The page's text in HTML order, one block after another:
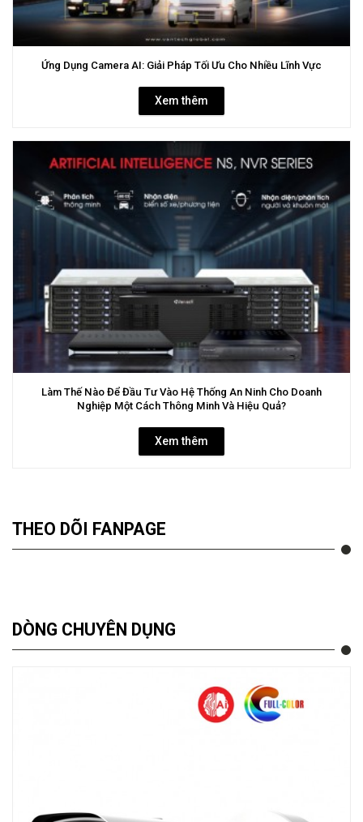
Ứng Dụng Camera AI: Giải Pháp Tối Ưu Cho Nhiều Lĩnh Vực
Xem thêm
Làm Thế Nào Để Đầu Tư Vào Hệ Thống An Ninh Cho Doanh
Nghiệp Một Cách Thông Minh Và Hiệu Quả?
Xem thêm
THEO DÕI FANPAGE
DÒNG CHUYÊN DỤNG